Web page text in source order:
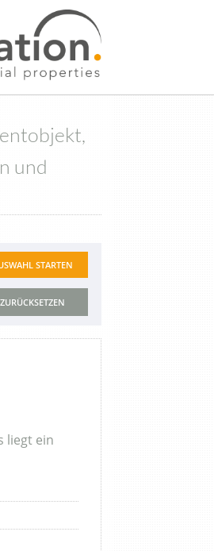
und
ZURÜCKSETZEN
liegt ein